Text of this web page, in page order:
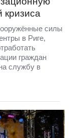
кризиса
силы
в Риге,
граждан
службу в